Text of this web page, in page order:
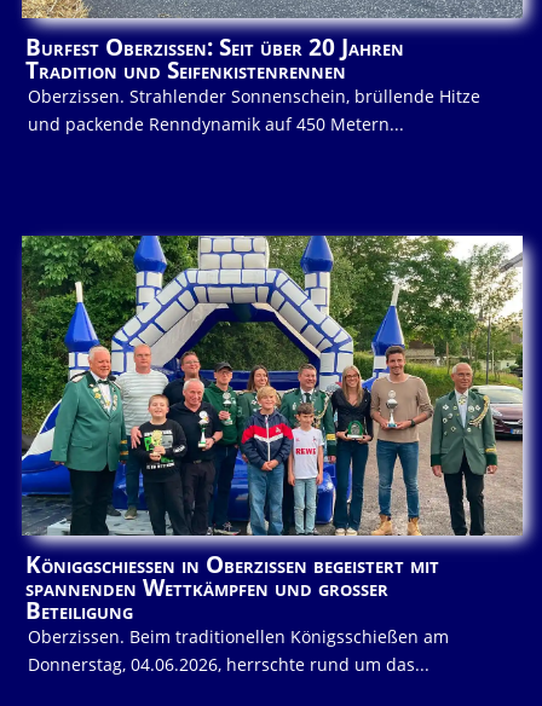
Burfest Oberzissen: Seit über 20 Jahren
Tradition und Seifenkistenrennen
Oberzissen. Strahlender Sonnenschein, brüllende Hitze
und packende Renndynamik auf 450 Metern...
Königgschießen in Oberzissen begeistert mit
spannenden Wettkämpfen und großer
Beteiligung
Oberzissen. Beim traditionellen Königsschießen am
Donnerstag, 04.06.2026, herrschte rund um das...